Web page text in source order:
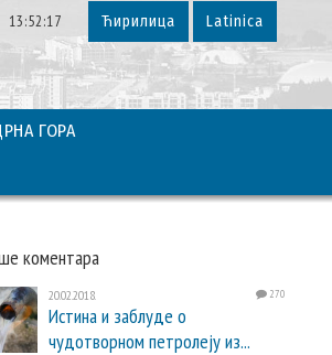
Ћирилица Latinica
ГОРА
коментара
20.02.2018. 270
Истина и заблуде о
чудотворном петролеју из...